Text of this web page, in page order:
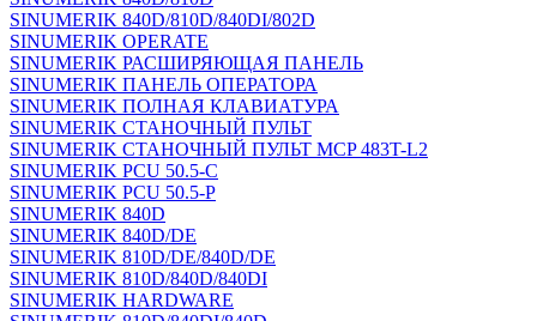
SINUMERIK 840D/810D/840DI/802D
SINUMERIK OPERATE
SINUMERIK РАСШИРЯЮЩАЯ ПАНЕЛЬ
SINUMERIK ПАНЕЛЬ ОПЕРАТОРА
SINUMERIK ПОЛНАЯ КЛАВИАТУРА
SINUMERIK СТАНОЧНЫЙ ПУЛЬТ
SINUMERIK СТАНОЧНЫЙ ПУЛЬТ MCP 483T-L2
SINUMERIK PCU 50.5-C
SINUMERIK PCU 50.5-P
SINUMERIK 840D
SINUMERIK 840D/DE
SINUMERIK 810D/DE/840D/DE
SINUMERIK 810D/840D/840DI
SINUMERIK HARDWARE